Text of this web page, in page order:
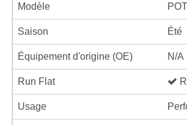
Modèle
Saison Été
Équipement d'origine (OE) N/A
Run Flat
Usage